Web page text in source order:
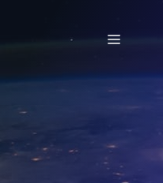
Meniu